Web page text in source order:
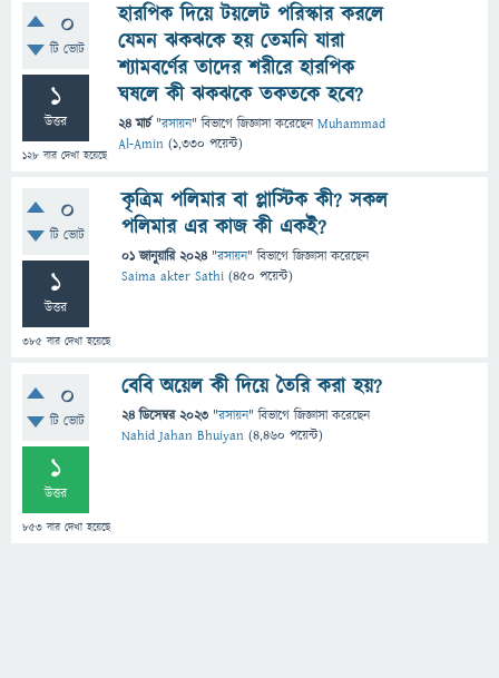
0
টি ভোট
1
উত্তর
128 বার দেখা হয়েছে
হারপিক দিয়ে টয়লেট পরিস্কার করলে
যেমন ঝকঝকে হয় তেমনি যারা
শ্যামবর্ণের তাদের শরীরে হারপিক
ঘষলে কী ঝকঝকে তকতকে হবে?
24 মার্চ "রসায়ন" বিভাগে জিজ্ঞাসাকরেছেনMuhammad
Al-Amin (1,330 পয়েন্ট)
0
টি ভোট
1
উত্তর
385 বার দেখা হয়েছে
কৃত্রিম পলিমার বা প্লাস্টিক কী? সকল
পলিমার এর কাজ কী একই?
01 জানুয়ারি 2024 "রসায়ন" বিভাগে জিজ্ঞাসাকরেছেন
Saima akter Sathi (450 পয়েন্ট)
0
টি ভোট
1
উত্তর
853 বার দেখা হয়েছে
বেবি অয়েল কী দিয়ে তৈরি করা হয়?
24 ডিসেম্বর 2023 "রসায়ন" বিভাগে জিজ্ঞাসাকরেছেন
Nahid Jahan Bhuiyan (4,460 পয়েন্ট)